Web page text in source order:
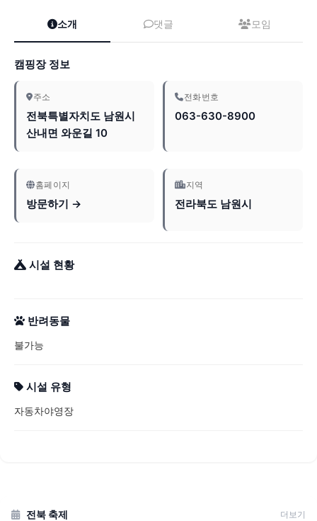
소개 댓글 모임
캠핑장 정보
주소
전북특별자치도 남원시
산내면 와운길 10
전화번호
063-630-8900
홈페이지
방문하기 →
지역
전라북도 남원시
시설 현황
반려동물
불가능
시설 유형
자동차야영장
전북 축제 더보기